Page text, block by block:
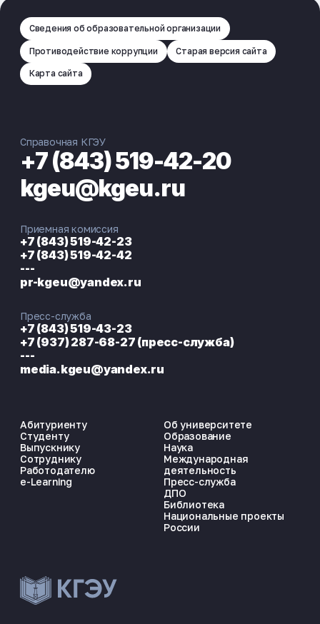
ЭНЕРГОКОД — ПОМОЩНИК КГЭУ
Сведения об образовательной организации
Противодействие коррупции Старая версия сайта
Карта сайта
Абитуриенту
Студенту
Выпускнику
Сотруднику
Работодателю
e-Learning
Об университете
Образование
Наука
Международная
деятельность
Пресс-служба
ДПО
Библиотека
Национальные проекты
России
Справочная КГЭУ
+7 (843) 519-42-20
kgeu@kgeu.ru
Приемная комиссия
+7 (843) 519-42-23
+7 (843) 519-42-42
---
pr-kgeu@yandex.ru
Пресс-служба
+7 (843) 519-43-23
+7 (937) 287-68-27 (пресс-служба)
---
media.kgeu@yandex.ru